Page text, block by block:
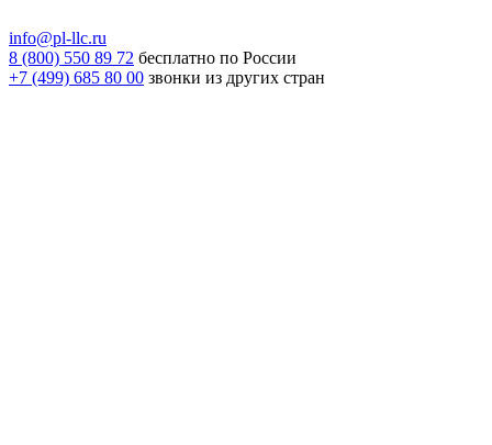
info@pl-llc.ru
8 (800) 550 89 72 бесплатно по России
+7 (499) 685 80 00 звонки из других стран